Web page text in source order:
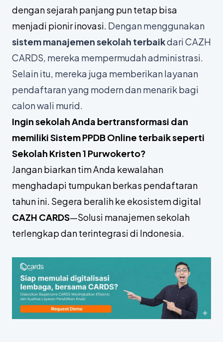
dengan sejarah panjang pun tetap bisa
menjadi pionir inovasi. Dengan menggunakan
sistem manajemen sekolah terbaikdari CAZH
CARDS, mereka mempermudah administrasi.
Selain itu, mereka juga memberikan layanan
pendaftaran yang modern dan menarik bagi
calon wali murid.
Ingin sekolah Anda bertransformasi dan
memiliki Sistem PPDB Online terbaik seperti
Sekolah Kristen 1 Purwokerto?
Jangan biarkan tim Anda kewalahan
menghadapi tumpukan berkas pendaftaran
tahun ini. Segera beralih ke ekosistem digital
CAZH CARDS—Solusi manajemen sekolah
terlengkap dan terintegrasi di Indonesia.